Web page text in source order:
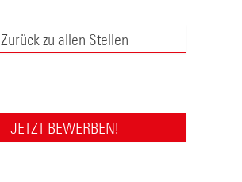
Zurück zu allen Stellen
JETZT BEWERBEN!